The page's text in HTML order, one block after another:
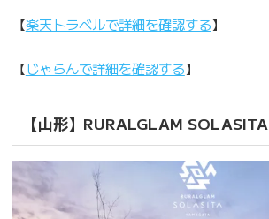
【楽天トラベルで詳細を確認する】
【じゃらんで詳細を確認する】
【山形】RURALGLAM SOLASITA